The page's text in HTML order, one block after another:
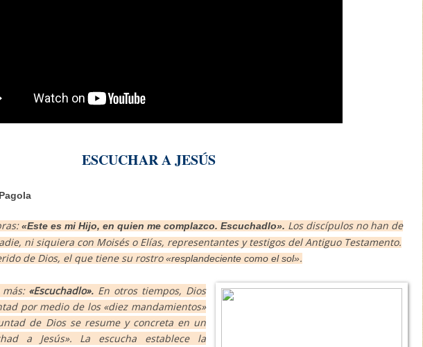
ESCUCHAR A JESÚS
«Este es mi Hijo, en quien me complazco. Escuchadlo». Los discípulos no han de
ni siquiera con Moisés o Elías, representantes y testigos del Antiguo Testamento.
de Dios, el que tiene su rostro «resplandeciente como el sol».
«Escuchadlo». En otros tiempos, Dios
por medio de los «diez mandamientos»
de Dios se resume y concreta en un
a Jesús». La escucha establece la